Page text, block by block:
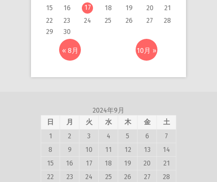
« 8月 10月 »
15
16 17 18 19 20
21
22
23 24 25 26 27
28
29
30
2024年9月
日
月 火 水 木 金
土
1
2 3 4 5 6
7
8
9 10 11 12 13
14
15
16 17 18 19 20
21
22
23 24 25 26 27 28